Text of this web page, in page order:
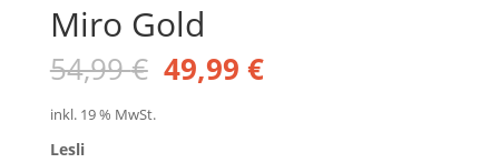
Miro Gold
54,99€ Ursprünglicher
Preis
49,99 €Aktueller
Preis
inkl. 19 % MwSt.
Lesli